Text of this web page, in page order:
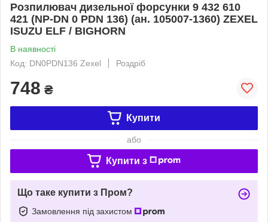
Розпилювач дизельної форсунки 9 432 610
421 (NP-DN 0 PDN 136) (ан. 105007-1360) ZEXEL
ISUZU ELF / BIGHORN
В наявності
Код: DN0PDN136 Zexel
Роздріб
748 ₴
Купити
або
Купити з
Що таке купити з Пром?
Замовлення під захистом